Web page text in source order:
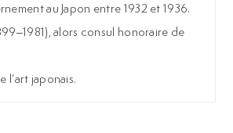
au Japon entre 1932 et 1936.
alors consul honoraire de
l’art japonais.